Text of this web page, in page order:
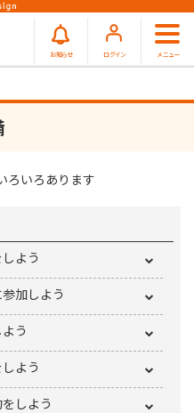
お知らせ ログイン メニュー
ろいろあります
よう
加しよう
う
よう
しよう